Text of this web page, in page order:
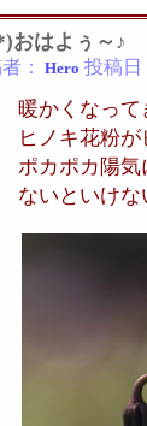
おはよぅ～♪
： Hero 投稿日
暖かくなっ
ヒノキ花粉
ポカポカ陽
ないといけな